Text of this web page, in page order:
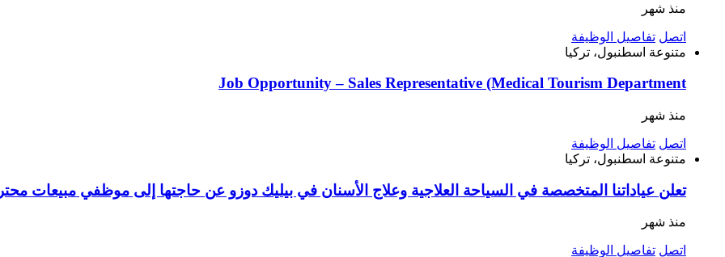
منذ شهر
اتصل تفاصيل الوظيفة
متنوعة اسطنبول، تركيا
Job Opportunity – Sales Representative (Medical Tourism Department
منذ شهر
اتصل تفاصيل الوظيفة
متنوعة اسطنبول، تركيا
تعلن عياداتنا المتخصصة في السياحة العلاجية وعلاج الأسنان في بيليك دوزو عن حاجتها إلى موظفي مبيعات
منذ شهر
اتصل تفاصيل الوظيفة